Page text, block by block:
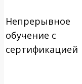
Непрерывное
обучение с
сертификацией